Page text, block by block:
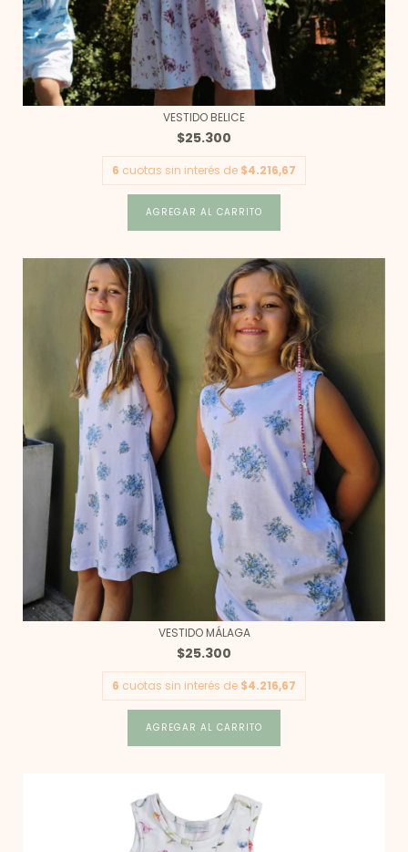
VESTIDO BELICE
$25.300
6 cuotas sin interés de $4.216,67
AGREGAR AL CARRITO
VESTIDO MÁLAGA
$25.300
6 cuotas sin interés de $4.216,67
AGREGAR AL CARRITO